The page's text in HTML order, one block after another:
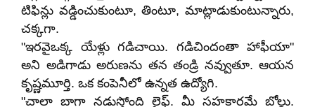
టిఫిన్లు వడ్డించుకుంటూ, తింటూ, మాట్లాడుకుంటున్నారు,
చక్కగా.
"ఇరవైఒక్క యేళ్లు గడిచాయి. గడిచిందంతా హాఫీయా"
అని అడిగాడు అరుణను తన తండ్రి నవ్వుతూ. ఆయన
కృష్ణమూర్తి. ఒక కంపెనీలో ఉన్నత ఉద్యోగి.
"చాలా బాగా నడుస్తోంది లైఫ్. మీ సహకారమే బోల్డు.